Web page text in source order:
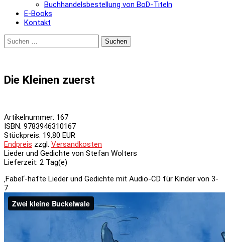
Buchhandelsbestellung von BoD-Titeln
E-Books
Kontakt
Suchen
nach:
Die Kleinen zuerst
Artikelnummer: 167
ISBN: 9783946310167
Stückpreis: 19,80 EUR
Endpreis zzgl. Versandkosten
Lieder und Gedichte von Stefan Wolters
Lieferzeit: 2 Tag(e)
‚Fabel‘-hafte Lieder und Gedichte mit Audio-CD für Kinder von 3-
7